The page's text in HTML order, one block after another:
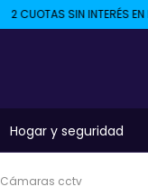
2 CUOTAS SIN INTERÉS
Hogar y seguridad
Cámaras cctv